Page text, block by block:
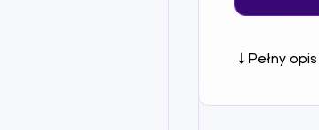
Pełny opis